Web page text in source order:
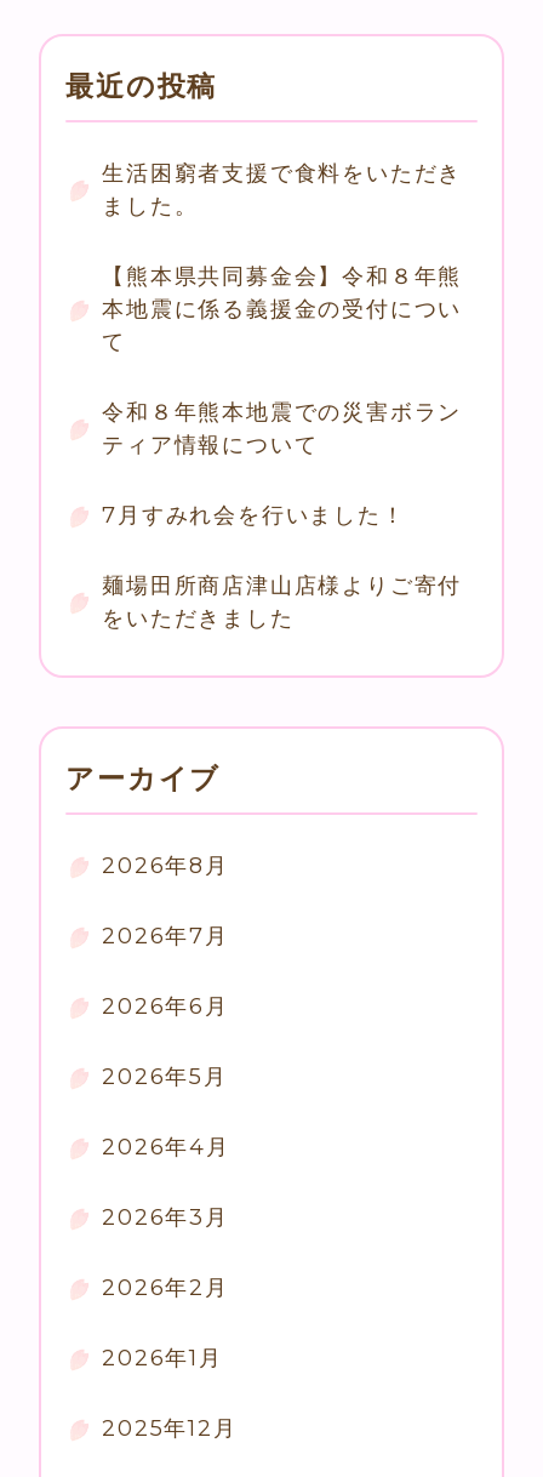
最近の投稿
生活困窮者支援で食料をいただき
ました。
【熊本県共同募金会】令和８年熊
本地震に係る義援金の受付につい
て
令和８年熊本地震での災害ボラン
ティア情報について
7月すみれ会を行いました！
麺場田所商店津山店様よりご寄付
をいただきました
アーカイブ
2026年8月
2026年7月
2026年6月
2026年5月
2026年4月
2026年3月
2026年2月
2026年1月
2025年12月